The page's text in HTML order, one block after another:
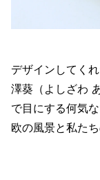
デザインしてく
澤葵（よしざわ
で目にする何気
欧の風景と私た